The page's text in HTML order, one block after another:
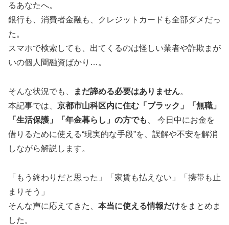
るあなたへ。
銀行も、消費者金融も、クレジットカードも全部ダメだっ
た。
スマホで検索しても、出てくるのは怪しい業者や詐欺まが
いの個人間融資ばかり…。
そんな状況でも、 まだ諦める必要はありません。
本記事では、 京都市山科区内に住む「ブラック」「無職」
「生活保護」「年金暮らし」の方でも
、 今日中にお金を
借りるために使える“現実的な手段”を、誤解や不安を解消
しながら解説します。
「もう終わりだと思った」「家賃も払えない」「携帯も止
まりそう」
そんな声に応えてきた、 本当に使える情報だけをまとめま
した。